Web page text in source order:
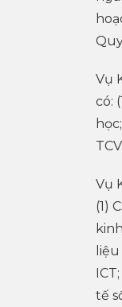
Vụ
có:
Vụ
(1)
tế